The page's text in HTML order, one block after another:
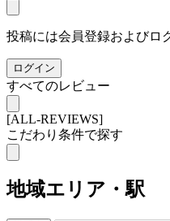
投稿には会員登録およびロ
ログイン
すべてのレビュー
[ALL-REVIEWS]
こだわり条件で探す
地域エリア・駅